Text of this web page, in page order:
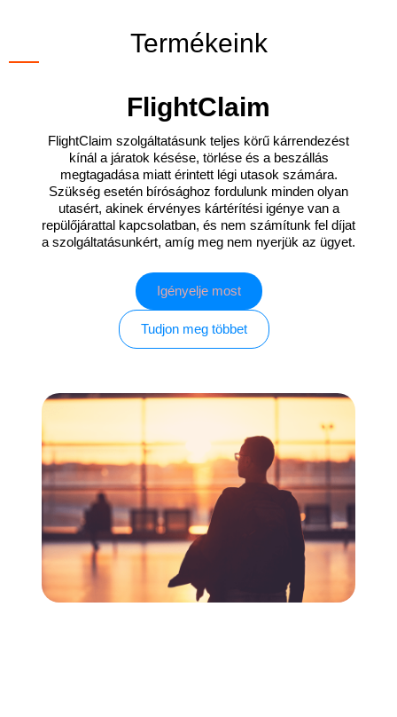
Termékeink
FlightClaim
FlightClaim szolgáltatásunk teljes körű kárrendezést
kínál a járatok késése, törlése és a beszállás
megtagadása miatt érintett légi utasok számára.
Szükség esetén bírósághoz fordulunk minden olyan
utasért, akinek érvényes kártérítési igénye van a
repülőjárattal kapcsolatban, és nem számítunk fel díjat
a szolgáltatásunkért, amíg meg nem nyerjük az ügyet.
Igényelje most
Tudjon meg többet